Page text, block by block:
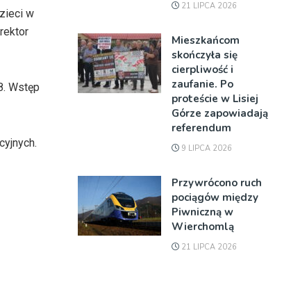
w
Wstęp
21 LIPCA 2026
Mieszkańcom
skończyła się
cierpliwość i
zaufanie. Po
proteście w Lisiej
Górze zapowiadają
referendum
9 LIPCA 2026
Przywrócono ruch
pociągów między
Piwniczną w
Wierchomlą
21 LIPCA 2026